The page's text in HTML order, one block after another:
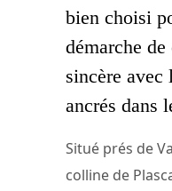
bien choisi
démarche
sincère avec
ancrés dans
Situé prés de
colline de